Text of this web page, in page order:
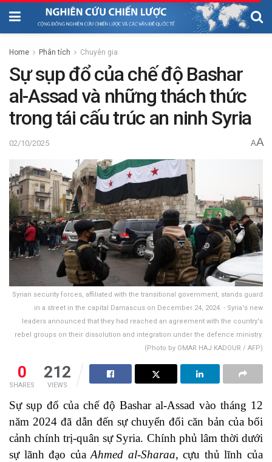
Home Phân tích Chuyên gia
Sự sụp đổ của chế độ Bashar
al-Assad và những thách thức
trong tái cấu trúc an ninh Syria
02/10/2025 AA
Syrian security forces, affiliated with the transitional government, stands guard
in a street in the capital Damascus on December 24, 2024. - Syria's new
leaders announced that they had reached an agreement with the country's
rebel groups on their dissolution and integration under the defence ministry.
(Photo by OMAR HAJ KADOUR / AFP)
0
SHARES
212
VIEWS
Sự sụp đổ của chế độ Bashar al-Assad vào tháng 12
năm 2024 đã dẫn đến sự chuyển đổi căn bản của bối
cảnh chính trị-quân sự Syria. Chính phủ lâm thời dưới
sự lãnh đạo củaAhmed al-Sharaa, cựu thủ lĩnh của